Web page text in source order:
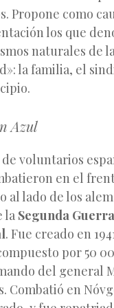
Propone como
los que
naturales de
la familia, el
Azul
voluntarios
en el
al lado de los
la Segunda Guerra
. Fue creado en
por 50
del general
Combatió en